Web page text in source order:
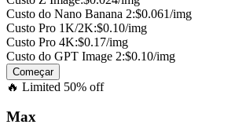
Custo do Nano Banana 2:$0.061/img
Custo Pro 1K/2K:$0.10/img
Custo Pro 4K:$0.17/img
Custo do GPT Image 2:$0.10/img
Começar
🔥 Limited 50% off
Max